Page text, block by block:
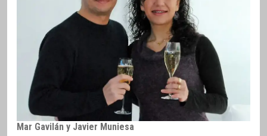
Mar Gavilán y Javier Muniesa